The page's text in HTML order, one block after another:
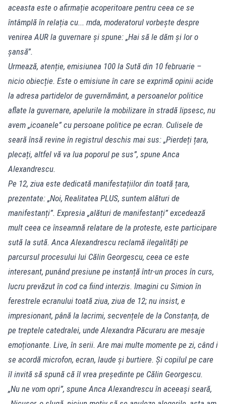
aceasta este o afirmație acoperitoare pentru ceea ce se
întâmplă în relația cu... mda, moderatorul vorbește despre
venirea AUR la guvernare și spune: „Hai să le dăm și lor o
șansă”.
Urmează, atenție, emisiunea 100 la Sută din 10 februarie –
nicio obiecție. Este o emisiune în care se exprimă opinii acide
la adresa partidelor de guvernământ, a persoanelor politice
aflate la guvernare, apelurile la mobilizare în stradă lipsesc, nu
avem „icoanele” cu persoane politice pe ecran. Culisele de
seară însă revine în registrul deschis mai sus: „Pierdeți țara,
plecați, altfel vă va lua poporul pe sus”, spune Anca
Alexandrescu.
Pe 12, ziua este dedicată manifestațiilor din toată țara,
prezentate: „Noi, Realitatea PLUS, suntem alături de
manifestanți”. Expresia „alături de manifestanți” excedează
mult ceea ce înseamnă relatare de la proteste, este participare
sută la sută. Anca Alexandrescu reclamă ilegalități pe
parcursul procesului lui Călin Georgescu, ceea ce este
interesant, punând presiune pe instanță într-un proces în curs,
lucru prevăzut în cod ca fiind interzis. Imagini cu Simion în
ferestrele ecranului toată ziua, ziua de 12; nu insist, e
impresionant, până la lacrimi, secvențele de la Constanța, de
pe treptele catedralei, unde Alexandra Păcuraru are mesaje
emoționante. Live, în serii. Are mai multe momente pe zi, când i
se acordă microfon, ecran, laude și burtiere. Și copilul pe care
îl invită să spună că îl vrea președinte pe Călin Georgescu.
„Nu ne vom opri”, spune Anca Alexandrescu în aceeași seară,